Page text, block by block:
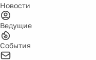
Новости
Ведущие
События